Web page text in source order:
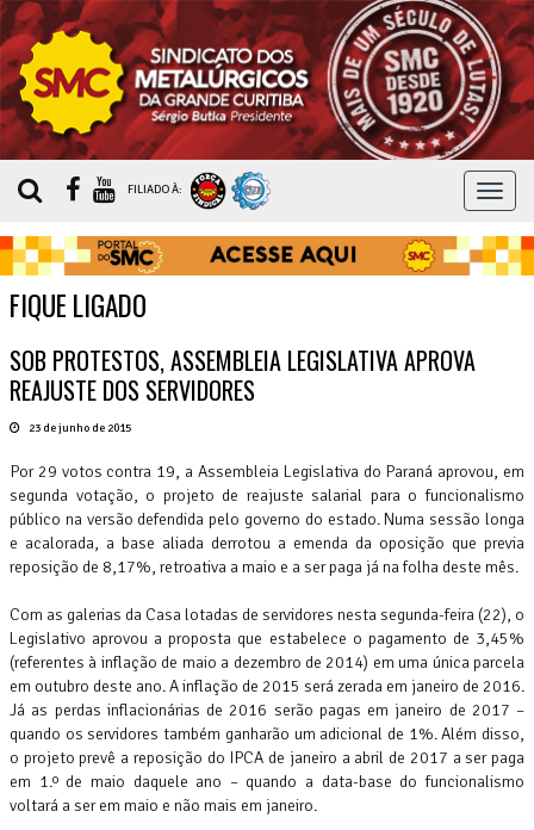
MENU
FILIADO À:
FIQUE LIGADO
SOB PROTESTOS, ASSEMBLEIA LEGISLATIVA APROVA
REAJUSTE DOS SERVIDORES
23 de junho de 2015
Por 29 votos contra 19, a Assembleia Legislativa do Paraná aprovou, em
segunda votação, o projeto de reajuste salarial para o funcionalismo
público na versão defendida pelo governo do estado. Numa sessão longa
e acalorada, a base aliada derrotou a emenda da oposição que previa
reposição de 8,17%, retroativa a maio e a ser paga já na folha deste mês.
Com as galerias da Casa lotadas de servidores nesta segunda-feira (22), o
Legislativo aprovou a proposta que estabelece o pagamento de 3,45%
(referentes à inflação de maio a dezembro de 2014) em uma única parcela
em outubro deste ano. A inflação de 2015 será zerada em janeiro de 2016.
Já as perdas inflacionárias de 2016 serão pagas em janeiro de 2017 –
quando os servidores também ganharão um adicional de 1%. Além disso,
o projeto prevê a reposição do IPCA de janeiro a abril de 2017 a ser paga
em 1.º de maio daquele ano – quando a data-base do funcionalismo
voltará a ser em maio e não mais em janeiro.